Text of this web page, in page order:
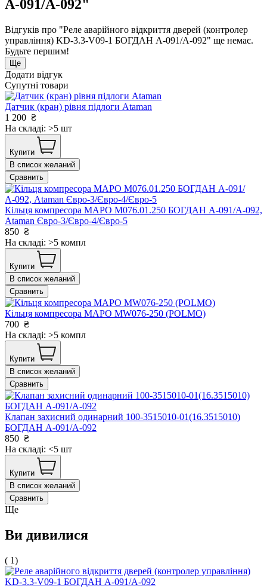
А-091/А-092"
Відгуків про "Реле аварійного відкриття дверей (контролер
управління) KD-3.3-V09-1 БОГДАН А-091/А-092" ще немає.
Будьте першим!
Ще
Додати відгук
Супутні товари
Датчик (кран) рівня підлоги Ataman
1 200 ₴
На складі: >5 шт
Купити
В список желаний
Сравнить
Кільця компресора МАРО M076.01.250 БОГДАН А-091/А-092,
Ataman Євро-3/Євро-4/Євро-5
850 ₴
На складі: >5 компл
Купити
В список желаний
Сравнить
Кільця компресора МАРО MW076-250 (POLMO)
700 ₴
На складі: >5 компл
Купити
В список желаний
Сравнить
Клапан захисний одинарний 100-3515010-01(16.3515010)
БОГДАН А-091/А-092
850 ₴
На складі: <5 шт
Купити
В список желаний
Сравнить
Ще
Ви дивилися
( 1)